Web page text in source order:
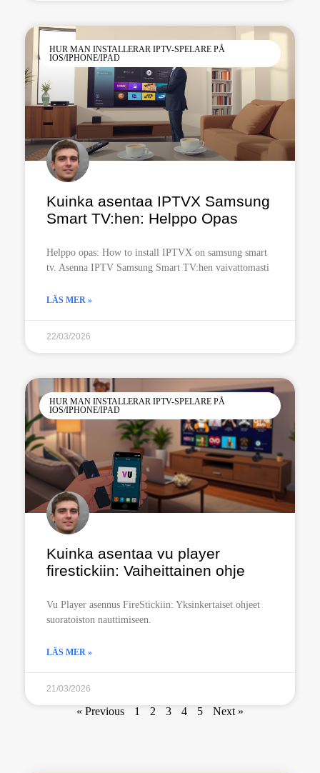
HUR MAN INSTALLERAR IPTV-SPELARE PÅ
IOS/IPHONE/IPAD
Kuinka asentaa IPTVX Samsung
Smart TV:hen: Helppo Opas
Helppo opas: How to install IPTVX on samsung smart
tv. Asenna IPTV Samsung Smart TV:hen vaivattomasti
LÄS MER »
22/03/2026
HUR MAN INSTALLERAR IPTV-SPELARE PÅ
IOS/IPHONE/IPAD
Kuinka asentaa vu player
firestickiin: Vaiheittainen ohje
Vu Player asennus FireStickiin: Yksinkertaiset ohjeet
suoratoiston nauttimiseen.
LÄS MER »
21/03/2026
« Previous 1 2 3 4 5 Next »